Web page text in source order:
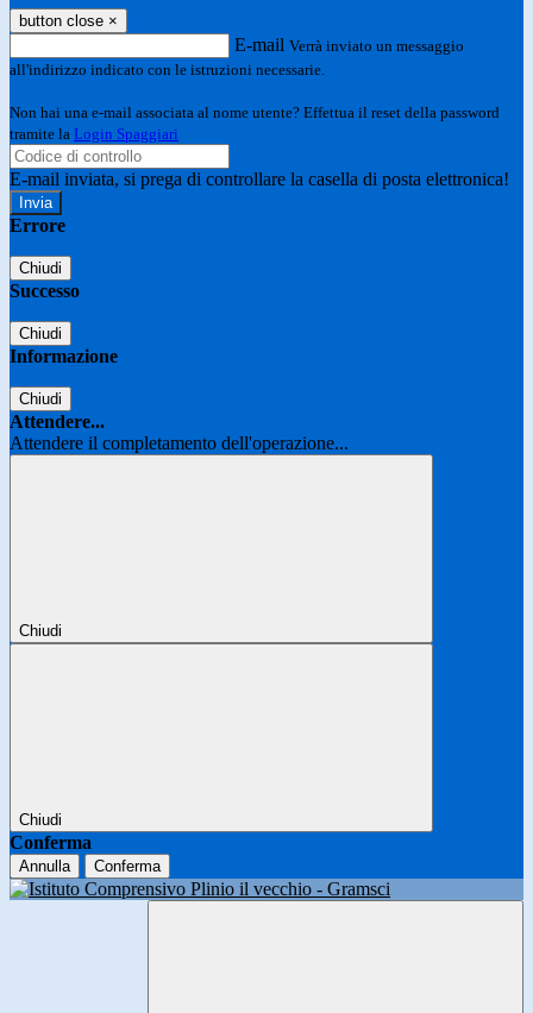
button close ×
E-mail Verrà inviato un messaggio
all'indirizzo indicato con le istruzioni necessarie.
Non hai una e-mail associata al nome utente? Effettua il reset della password
tramite la Login Spaggiari
E-mail inviata, si prega di controllare la casella di posta elettronica!
Errore
Chiudi
Successo
Chiudi
Informazione
Chiudi
Attendere...
Attendere il completamento dell'operazione...
Chiudi
Chiudi
Conferma
Annulla Conferma